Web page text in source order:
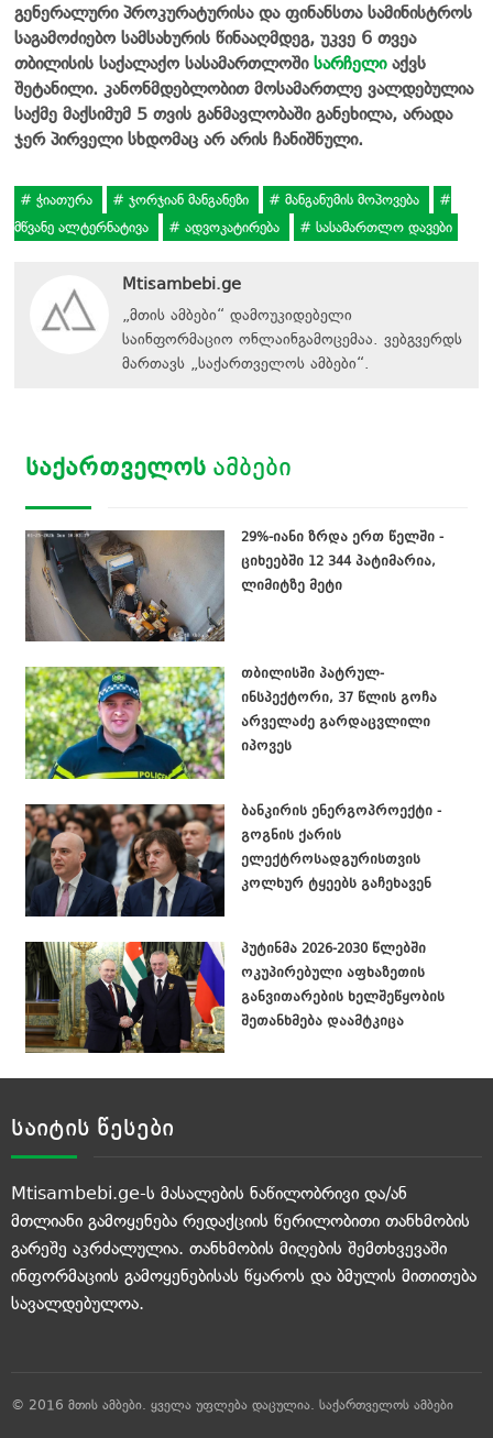
გენერალური პროკურატურისა და ფინანსთა სამინისტროს
საგამოძიებო სამსახურის წინააღმდეგ, უკვე 6 თვეა
თბილისის საქალაქო სასამართლოში სარჩელიაქვს
შეტანილი. კანონმდებლობით მოსამართლე ვალდებულია
საქმე მაქსიმუმ 5 თვის განმავლობაში განეხილა, არადა
ჯერ პირველი სხდომაც არ არის ჩანიშნული.
ჭიათურა ჯორჯიან მანგანეზი
მანგანუმის მოპოვება
მწვანე ალტერნატივა
ადვოკატირება სასამართლო დავები
Mtisambebi.ge
„მთის ამბები“ დამოუკიდებელი
საინფორმაციო ონლაინგამოცემაა. ვებგვერდს
მართავს „საქართველოს ამბები“.
ᲡᲐᲥᲐᲠᲗᲕᲔᲚᲝᲡ ᲐᲛᲑᲔᲑᲘ
29%-იანი ზრდა ერთ წელში -
ციხეებში 12 344 პატიმარია,
ლიმიტზე მეტი
თბილისში პატრულ-
ინსპექტორი, 37 წლის გოჩა
არველაძე გარდაცვლილი
იპოვეს
ბანკირის ენერგოპროექტი -
გოგნის ქარის
ელექტროსადგურისთვის
კოლხურ ტყეებს გაჩეხავენ
პუტინმა 2026-2030 წლებში
ოკუპირებული აფხაზეთის
განვითარების ხელშეწყობის
შეთანხმება დაამტკიცა
საიტის წესები
Mtisambebi.ge-ს მასალების ნაწილობრივი და/ან
მთლიანი გამოყენება რედაქციის წერილობითი თანხმობის
გარეშე აკრძალულია. თანხმობის მიღების შემთხვევაში
ინფორმაციის გამოყენებისას წყაროს და ბმულის მითითება
სავალდებულოა.
© 2016 მთის ამბები. ყველა უფლება დაცულია. საქართველოს ამბები